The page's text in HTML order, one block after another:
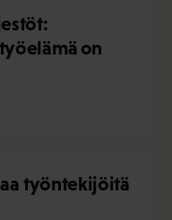
on
työntekijöitä